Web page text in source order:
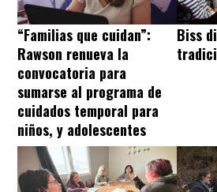
“Familias que cuidan”:
Rawson renueva la
convocatoria para
sumarse al programa de
cuidados temporal para
niños, y adolescentes
Biss